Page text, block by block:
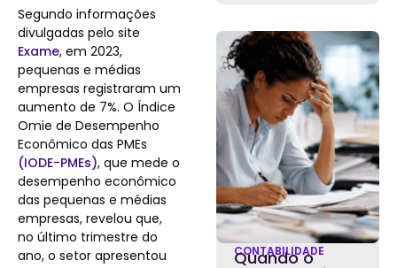
Segundo informações
divulgadas pelo site
Exame, em 2023,
pequenas e médias
empresas registraram um
aumento de 7%. O Índice
Omie de Desempenho
Econômico das PMEs
(IODE-PMEs), que mede o
desempenho econômico
das pequenas e médias
empresas, revelou que,
no último trimestre do
ano, o setor apresentou
CONTABILIDADE
Quando o